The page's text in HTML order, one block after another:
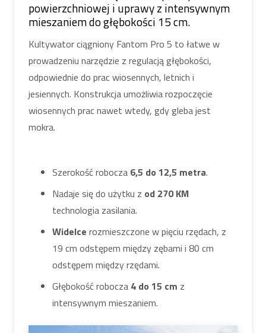
powierzchniowej i uprawy z intensywnym
mieszaniem do głębokości 15 cm.
Kultywator ciągniony Fantom Pro 5 to łatwe w
prowadzeniu narzędzie z regulacją głębokości,
odpowiednie do prac wiosennych, letnich i
jesiennych. Konstrukcja umożliwia rozpoczęcie
wiosennych prac nawet wtedy, gdy gleba jest
mokra.
Szerokość robocza 6,5 do 12,5 metra.
Nadaje się do użytku z od 270 KM
technologia zasilania.
Widelce rozmieszczone w pięciu rzędach, z
19 cm odstępem między zębami i 80 cm
odstępem między rzędami.
Głębokość robocza 4 do 15 cm z
intensywnym mieszaniem.